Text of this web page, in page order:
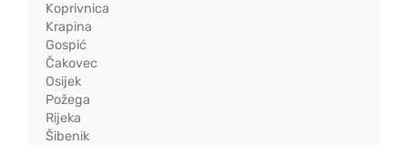
Koprivnica
Krapina
Gospić
Čakovec
Osijek
Požega
Rijeka
Šibenik